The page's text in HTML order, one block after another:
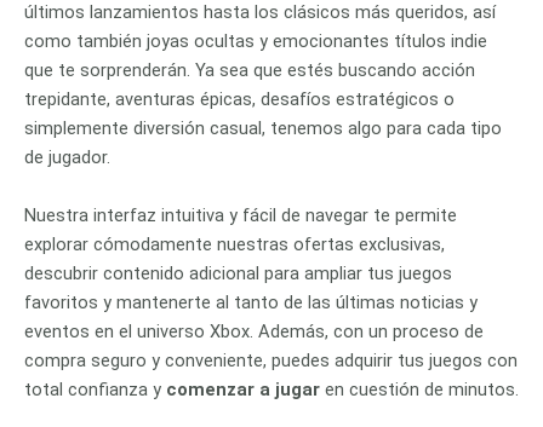
últimos lanzamientos hasta los clásicos más queridos, así
como también joyas ocultas y emocionantes títulos indie
que te sorprenderán. Ya sea que estés buscando acción
trepidante, aventuras épicas, desafíos estratégicos o
simplemente diversión casual, tenemos algo para cada tipo
de jugador.
Nuestra interfaz intuitiva y fácil de navegar te permite
explorar cómodamente nuestras ofertas exclusivas,
descubrir contenido adicional para ampliar tus juegos
favoritos y mantenerte al tanto de las últimas noticias y
eventos en el universo Xbox. Además, con un proceso de
compra seguro y conveniente, puedes adquirir tus juegos con
total confianza y comenzar a jugar en cuestión de minutos.